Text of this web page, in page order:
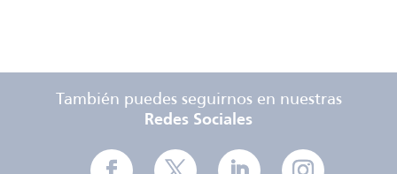
También puedes seguirnos en nuestras
Redes Sociales